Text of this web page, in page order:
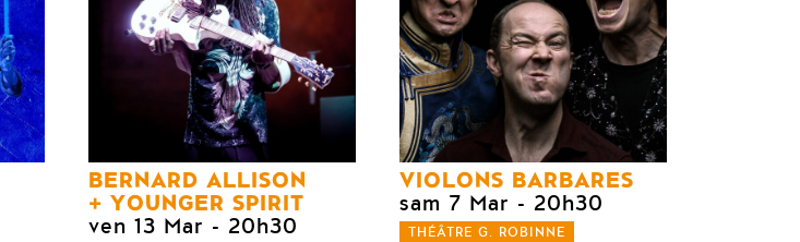
BERNARD ALLISON
YOUNGER SPIRIT
ven 13 Mar - 20h30
VIOLONS BARBARES
sam 7 Mar - 20h30
THÉÂTRE G. ROBINNE